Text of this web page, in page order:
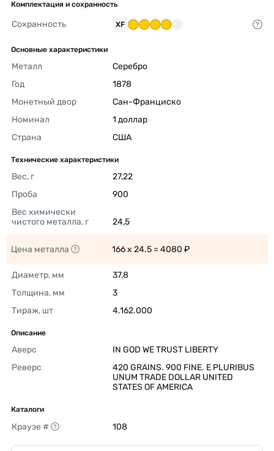
Комплектация и сохранность
Сохранность XF
Основные характеристики
Металл
Серебро
Год
1878
Монетный двор
Сан-Франциско
Номинал
1 доллар
Страна
США
Технические характеристики
Вес, г
27,22
Проба
900
Вес химически
чистого металла, г
24,5
Цена металла 166 x 24.5 = 4080 ₽
Диаметр, мм
37,8
Толщина, мм
3
Тираж, шт
4.162.000
Описание
Аверс
IN GOD WE TRUST LIBERTY
Реверс
420 GRAINS. 900 FINE. E PLURIBUS
UNUM TRADE DOLLAR UNITED
STATES OF AMERICA
Каталоги
Краузе # 108